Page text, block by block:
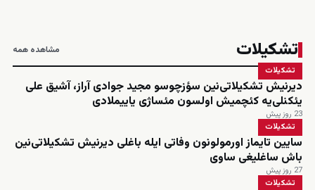
تشکیلات مشاهده همه
تشکیلات
دیرنیش تشکیلاتی‌نین سؤزچوسو مجید جوادی آراز، آشیق علی
یئکنلی‌یه کئچمیش اولسون مئساژی یاییملادی
23 روز پیش
تشکیلات
سایین تایماز اورمولونون وفاتی ایله باغلی دیرنیش تشکیلاتی‌نین
باش ساغلیغی ساوی
27 روز پیش
تشکیلات